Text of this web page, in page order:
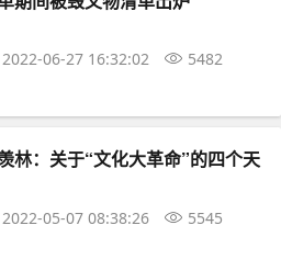
2022-06-27 16:32:02 5482
林：关于“文化大革命”的四个天
2022-05-07 08:38:26 5545